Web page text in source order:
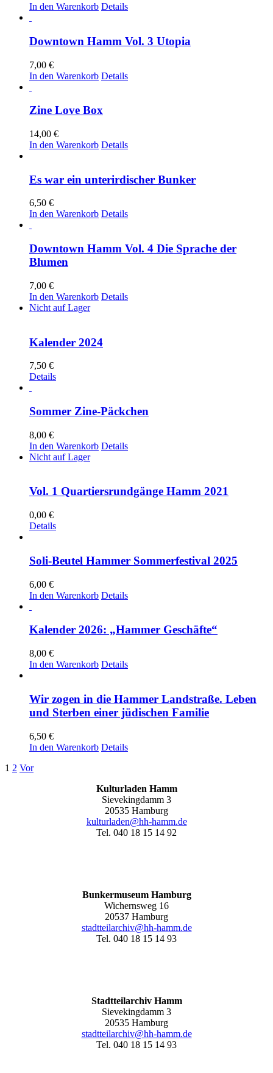
In den Warenkorb Details
Downtown Hamm Vol. 3 Utopia
7,00 €
In den Warenkorb Details
Zine Love Box
14,00 €
In den Warenkorb Details
Es war ein unterirdischer Bunker
6,50 €
In den Warenkorb Details
Downtown Hamm Vol. 4 Die Sprache der
Blumen
7,00 €
In den Warenkorb Details
Nicht auf Lager
Kalender 2024
7,50 €
Details
Sommer Zine-Päckchen
8,00 €
In den Warenkorb Details
Nicht auf Lager
Vol. 1 Quartiersrundgänge Hamm 2021
0,00 €
Details
Soli-Beutel Hammer Sommerfestival 2025
6,00 €
In den Warenkorb Details
Kalender 2026: „Hammer Geschäfte“
8,00 €
In den Warenkorb Details
Wir zogen in die Hammer Landstraße. Leben
und Sterben einer jüdischen Familie
6,50 €
In den Warenkorb Details
1 2 Vor
Kulturladen Hamm
Sievekingdamm 3
20535 Hamburg
kulturladen@hh-hamm.de
Tel. 040 18 15 14 92
Bunkermuseum Hamburg
Wichernsweg 16
20537 Hamburg
stadtteilarchiv@hh-hamm.de
Tel. 040 18 15 14 93
Stadtteilarchiv Hamm
Sievekingdamm 3
20535 Hamburg
stadtteilarchiv@hh-hamm.de
Tel. 040 18 15 14 93